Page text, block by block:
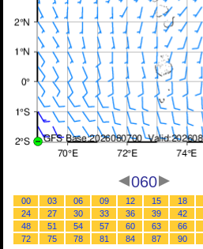
060
00 03 06 09 12 15 18
24
27 30 33 36 39 42
48
51 54 57 60 63 66
72
75 78 81 84 87 90